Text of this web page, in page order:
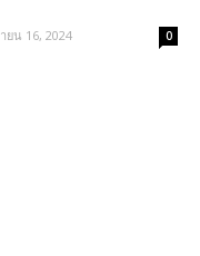
ยน 16, 2024 0